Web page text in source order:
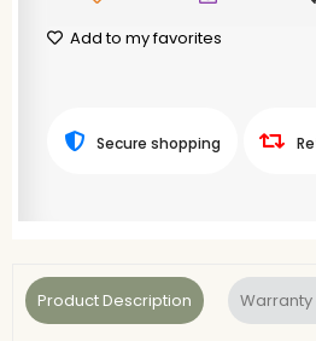
Add to my favorites
Secure shopping
Product Description